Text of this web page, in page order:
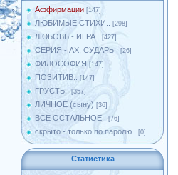
Аффирмации [147]
ЛЮБИМЫЕ СТИХИ.. [298]
ЛЮБОВЬ - ИГРА.. [427]
СЕРИЯ - АХ, СУДАРЬ.. [26]
ФИЛОСОФИЯ [147]
ПОЗИТИВ.. [147]
ГРУСТЬ.. [357]
ЛИЧНОЕ (сыну) [36]
ВСЁ ОСТАЛЬНОЕ.. [76]
скрыто - только по паролю.. [0]
Статистика